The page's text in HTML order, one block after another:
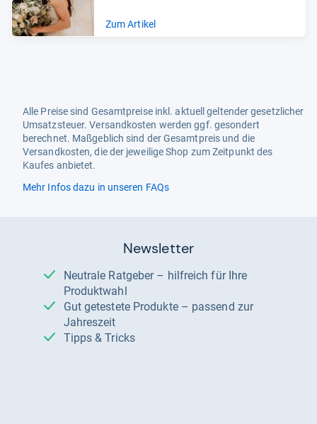
Zum Artikel
Alle Preise sind Gesamtpreise inkl. aktuell geltender gesetzlicher
Umsatzsteuer. Versandkosten werden ggf. gesondert
berechnet. Maßgeblich sind der Gesamtpreis und die
Versandkosten, die der jeweilige Shop zum Zeitpunkt des
Kaufes anbietet.
Mehr Infos dazu in unseren FAQs
Newsletter
Neutrale Ratgeber – hilfreich für Ihre
Produktwahl
Gut getestete Produkte – passend zur
Jahreszeit
Tipps & Tricks